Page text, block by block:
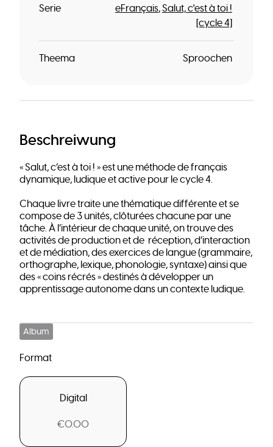
Serie eFrançais Salut, c'est à toi !
[cycle 4]
Theema Sproochen
Beschreiwung
« Salut, c’est à toi ! » est une méthode de français
dynamique, ludique et active pour le cycle 4.
Chaque livre traite une thématique différente et se
compose de 3 unités, clôturées chacune par une
tâche. À l’intérieur de chaque unité, on trouve des
activités de production et de réception, d’interaction
et de médiation, des exercices de langue (grammaire,
orthographe, lexique, phonologie, syntaxe) ainsi que
des « coins récrés » destinés à développer un
apprentissage autonome dans un contexte ludique.
Album
Format
Digital
€0.00